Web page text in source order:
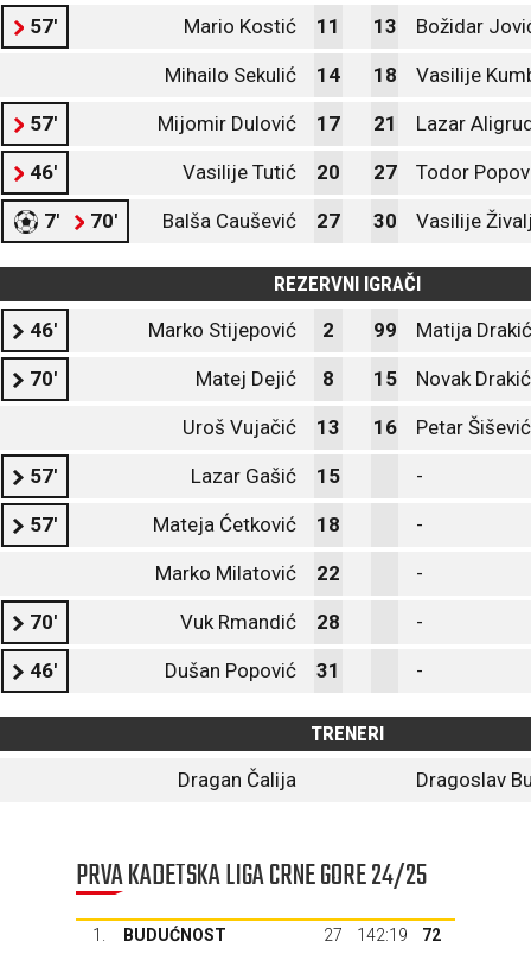
57' Mario Kostić 11 13 Božidar
Mihailo Sekulić 14 18 Vasilije
57' Mijomir Dulović 17 21 Lazar
46' Vasilije Tutić 20 27 Todor
7' 70' Balša Caušević 27 30 Vasilije
REZERVNI IGRAČI
46'
Marko Stijepović 2 99 Matija
70' Matej Dejić 8 15 Novak Drakić
Uroš Vujačić 13 16 Petar Šišević
57' Lazar Gašić 15 -
57' Mateja Ćetković 18 -
Marko Milatović 22 -
70' Vuk Rmandić 28 -
46' Dušan Popović 31 -
TRENERI
Dragan Čalija
Dragoslav
PRVA KADETSKA LIGA CRNE GORE 24/25
1. BUDUĆNOST 27 142:19
72